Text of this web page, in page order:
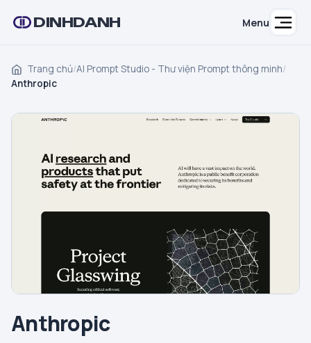
DINHDANH Menu
Trang chủ/AI Prompt Studio - Thư viện Prompt thông minh/
Anthropic
Anthropic